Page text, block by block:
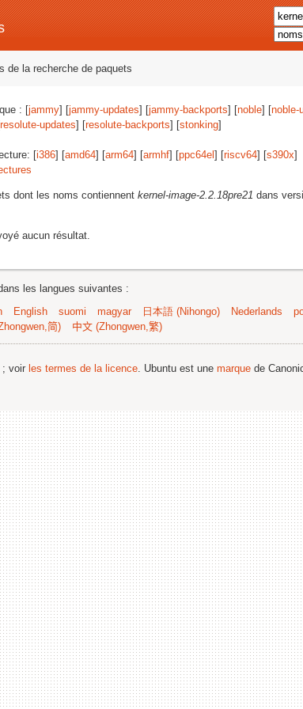
de la recherche de paquets
: [jammy] [jammy-updates] [jammy-backports] [noble] [noble-
resolute-updates] [resolute-backports] [stonking]
[i386] [amd64] [arm64] [armhf] [ppc64el ] [riscv64] [s390x]
dont les noms contiennent kernel-image-2.2.18pre21 dans
aucun résultat.
les langues suivantes :
English suomi magyar 日本語 (Nihongo) Nederlands
简) 中文 (Zhongwen,繁)
; voir les termes de la licence. Ubuntu est une marque de